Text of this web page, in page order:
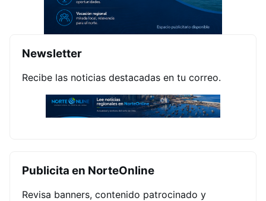
Newsletter
Recibe las noticias destacadas en tu correo.
Publicita en NorteOnline
Revisa banners, contenido patrocinado y